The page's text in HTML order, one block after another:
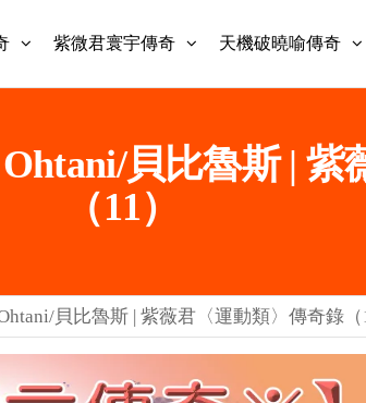
紫微君寰宇傳奇 天機破曉喻傳奇
貝比魯斯 |
（11）
貝比魯斯 | 紫薇君〈運動類〉傳奇錄